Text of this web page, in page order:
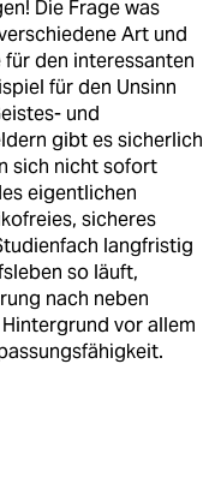
Die Frage was
Art und
den interessanten
für den Unsinn
und
gibt es sicherlich
sich nicht sofort
eigentlichen
sicheres
langfristig
so läuft,
nach neben
vor allem